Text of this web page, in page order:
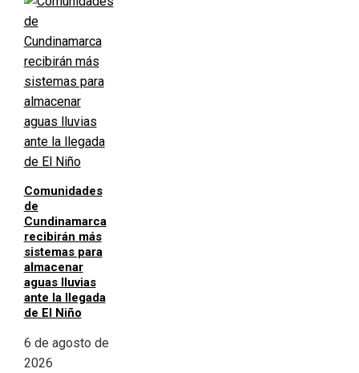
Comunidades
de
Cundinamarca
recibirán más
sistemas para
almacenar
aguas lluvias
ante la llegada
de El Niño
6 de agosto de
2026